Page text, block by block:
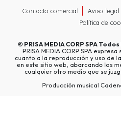
Contacto comercial Aviso legal
Política de
© PRISA MEDIA CORP SPATodos
PRISA MEDIA CORP SPA
cuanto a la reproducción y uso de
en este sitio web, abarcando los
cualquier otro medio que se
Producción musical